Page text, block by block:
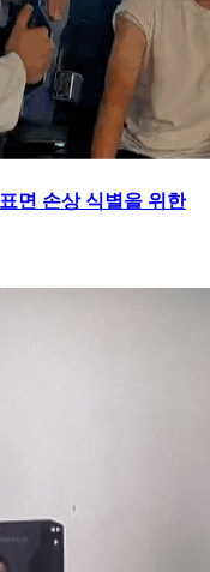
면 손상 식별을 위한